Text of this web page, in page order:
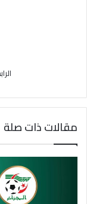
مقالات ذات صلة